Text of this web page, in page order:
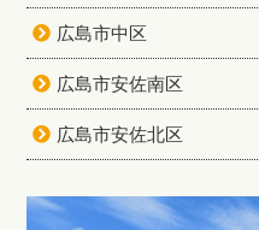
広島市中区
広島市安佐南区
広島市安佐北区